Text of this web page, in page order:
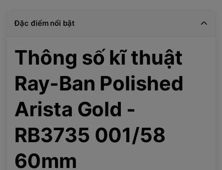
Đặc điểm nổi bật
Thông số kĩ thuật
Ray-Ban Polished
Arista Gold -
RB3735 001/58
60mm